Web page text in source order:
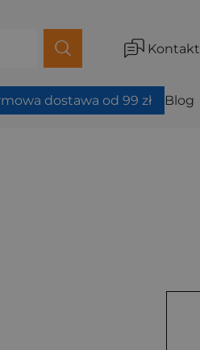
Kontakt
dostawa od 99 zł Blog